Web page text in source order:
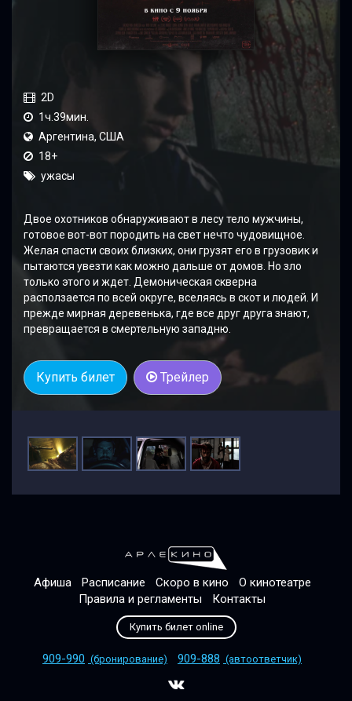
2D
1ч.39мин.
Аргентина, США
18+
ужасы
Двое охотников обнаруживают в лесу тело мужчины,
готовое вот-вот породить на свет нечто чудовищное.
Желая спасти своих близких, они грузят его в грузовик и
пытаются увезти как можно дальше от домов. Но зло
только этого и ждет. Демоническая скверна
расползается по всей округе, вселяясь в скот и людей. И
прежде мирная деревенька, где все друг друга знают,
превращается в смертельную западню.
Купить билет Трейлер
Афиша Расписание Скоро в кино
О кинотеатре
Правила и регламенты
Контакты
Купить билет online
909-990 (бронирование) 909-888 (автоответчик)